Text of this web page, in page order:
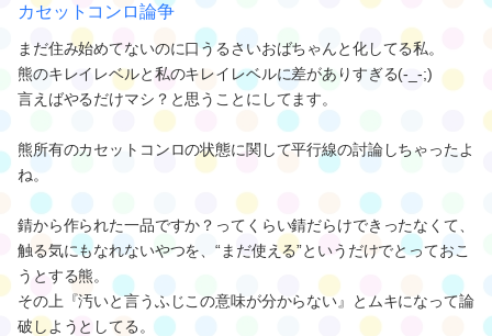
カセットコンロ論争
まだ住み始めてないのに口うるさいおばちゃんと化してる私。
熊のキレイレベルと私のキレイレベルに差がありすぎる(-_-;)
言えばやるだけマシ？と思うことにしてます。
熊所有のカセットコンロの状態に関して平行線の討論しちゃったよ
ね。
錆から作られた一品ですか？ってくらい錆だらけできったなくて、
触る気にもなれないやつを、“まだ使える”というだけでとっておこ
うとする熊。
その上『汚いと言うふじこの意味が分からない』とムキになって論
破しようとしてる。